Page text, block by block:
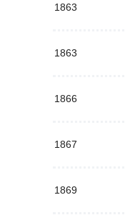
1863
1863
1866
1867
1869